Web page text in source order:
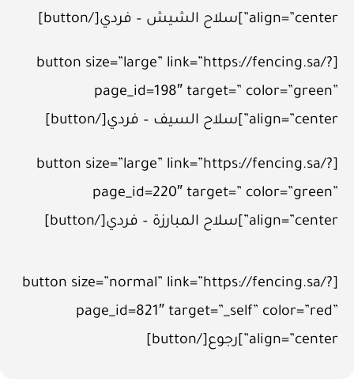
align=”center”]سلاح الشيش – فردي[/button]
[button size=”large” link=”https://fencing.sa/?
page_id=198″ target=” color=”green”
align=”center”]سلاح السيف – فردي[/button]
[button size=”large” link=”https://fencing.sa/?
page_id=220″ target=” color=”green”
align=”center”]سلاح المبارزة – فردي[/button]
[button size=”normal” link=”https://fencing.sa/?
page_id=821″ target=”_self” color=”red”
align=”center”]رجوع[/button]